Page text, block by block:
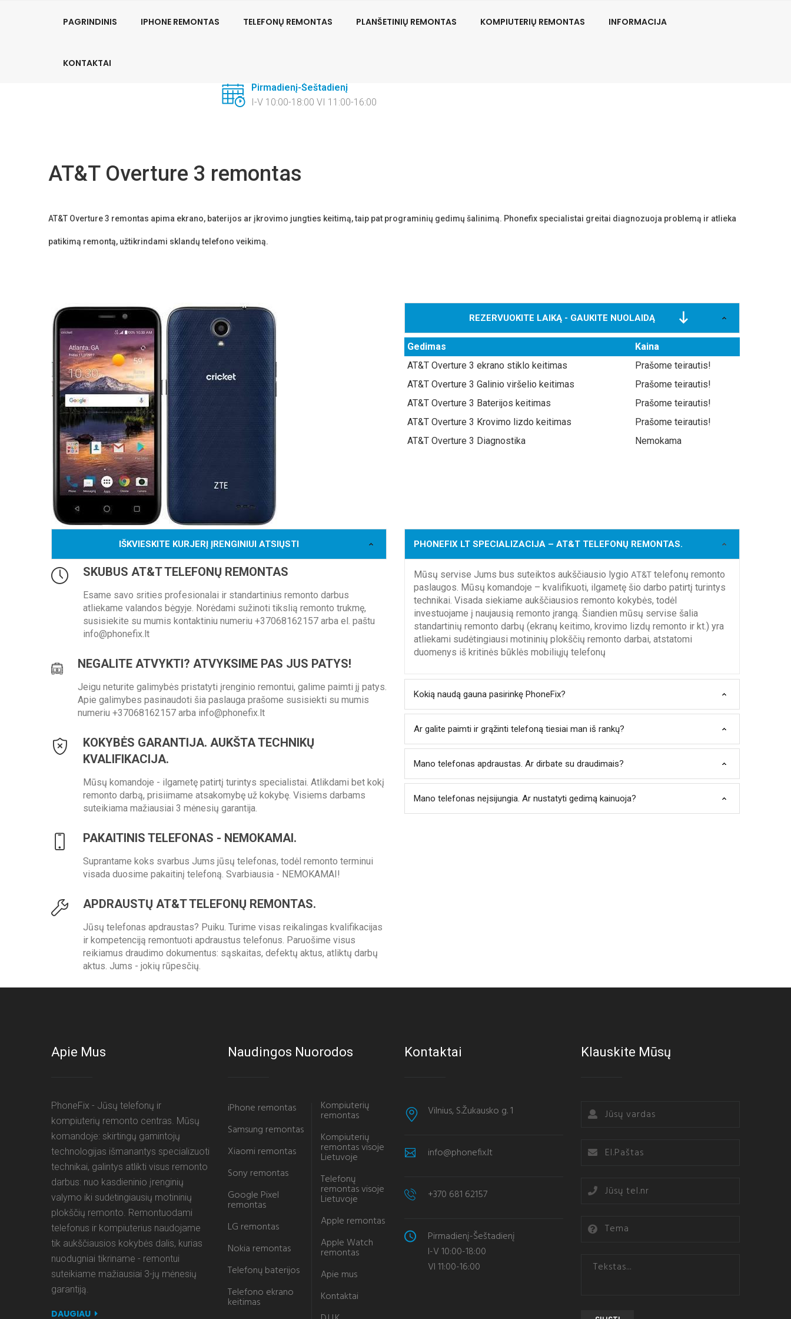
Pirmadienį-Šeštadienį
I-V 10:00-18:00 VI 11:00-16:00
PAGRINDINIS IPHONE REMONTAS TELEFONŲ REMONTAS PLANŠETINIŲ REMONTAS KOMPIUTERIŲ REMONTAS INFORMACIJA
KONTAKTAI
AT&T Overture 3 remontas
AT&T Overture 3 remontas apima ekrano, baterijos ar įkrovimo jungties keitimą, taip pat programinių gedimų šalinimą. Phonefix specialistai greitai diagnozuoja problemą ir atlieka
patikimą remontą, užtikrindami sklandų telefono veikimą.
REZERVUOKITE LAIKĄ - GAUKITE NUOLAIDĄ
Gedimas
Kaina
AT&T Overture 3 ekrano stiklo keitimas
Prašome teirautis!
AT&T Overture 3 Galinio viršelio keitimas
Prašome teirautis!
AT&T Overture 3 Baterijos keitimas
Prašome teirautis!
AT&T Overture 3 Krovimo lizdo keitimas
Prašome teirautis!
AT&T Overture 3 Diagnostika
Nemokama
IŠKVIESKITE KURJERĮ ĮRENGINIUI ATSIŲSTI
SKUBUS AT&T TELEFONŲ REMONTAS
Esame savo srities profesionalai ir standartinius remonto darbus
atliekame valandos bėgyje. Norėdami sužinoti tikslią remonto trukmę,
susisiekite su mumis kontaktiniu numeriu +37068162157 arba el. paštu
info@phonefix.lt
NEGALITE ATVYKTI? ATVYKSIME PAS JUS PATYS!
Jeigu neturite galimybės pristatyti įrenginio remontui, galime paimti jį patys.
Apie galimybes pasinaudoti šia paslauga prašome susisiekti su mumis
numeriu +37068162157 arba info@phonefix.lt
KOKYBĖS GARANTIJA. AUKŠTA TECHNIKŲ
KVALIFIKACIJA.
Mūsų komandoje - ilgametę patirtį turintys specialistai. Atlikdami bet kokį
remonto darbą, prisiimame atsakomybę už kokybę. Visiems darbams
suteikiama mažiausiai 3 mėnesių garantija.
PAKAITINIS TELEFONAS - NEMOKAMAI.
Suprantame koks svarbus Jums jūsų telefonas, todėl remonto terminui
visada duosime pakaitinį telefoną. Svarbiausia - NEMOKAMAI!
APDRAUSTŲ AT&T TELEFONŲ REMONTAS.
Jūsų telefonas apdraustas? Puiku. Turime visas reikalingas kvalifikacijas
ir kompetenciją remontuoti apdraustus telefonus. Paruošime visus
reikiamus draudimo dokumentus: sąskaitas, defektų aktus, atliktų darbų
aktus. Jums - jokių rūpesčių.
PHONEFIX LT SPECIALIZACIJA – AT&T TELEFONŲ REMONTAS.
Mūsų servise Jums bus suteiktos aukščiausio lygio AT&T telefonų remonto
paslaugos. Mūsų komandoje – kvalifikuoti, ilgametę šio darbo patirtį turintys
technikai. Visada siekiame aukščiausios remonto kokybės, todėl
investuojame į naujausią remonto įrangą. Šiandien mūsų servise šalia
standartinių remonto darbų (ekranų keitimo, krovimo lizdų remonto ir kt.) yra
atliekami sudėtingiausi motininių plokščių remonto darbai, atstatomi
duomenys iš kritinės būklės mobiliųjų telefonų
Kokią naudą gauna pasirinkę PhoneFix?
Ar galite paimti ir grąžinti telefoną tiesiai man iš rankų?
Mano telefonas apdraustas. Ar dirbate su draudimais?
Mano telefonas neįsijungia. Ar nustatyti gedimą kainuoja?
Apie Mus
PhoneFix - Jūsų telefonų ir
kompiuterių remonto centras. Mūsų
komandoje: skirtingų gamintojų
technologijas išmanantys specializuoti
technikai, galintys atlikti visus remonto
darbus: nuo kasdieninio įrenginių
valymo iki sudėtingiausių motininių
plokščių remonto. Remontuodami
telefonus ir kompiuterius naudojame
tik aukščiausios kokybės dalis, kurias
nuodugniai tikriname - remontui
suteikiame mažiausiai 3-jų mėnesių
garantiją.
DAUGIAU
Naudingos Nuorodos
iPhone remontas
Samsung remontas
Xiaomi remontas
Sony remontas
Google Pixel
remontas
LG remontas
Nokia remontas
Telefonų baterijos
Telefono ekrano
keitimas
Kompiuterių
remontas
Kompiuterių
remontas visoje
Lietuvoje
Telefonų
remontas visoje
Lietuvoje
Apple remontas
Apple Watch
remontas
Apie mus
Kontaktai
Kontaktai
Vilnius, S.Žukausko g. 1
info@phonefix.lt
+370 681 62157
Pirmadienį-Šeštadienį
I-V 10:00-18:00
VI 11:00-16:00
Klauskite Mūsų